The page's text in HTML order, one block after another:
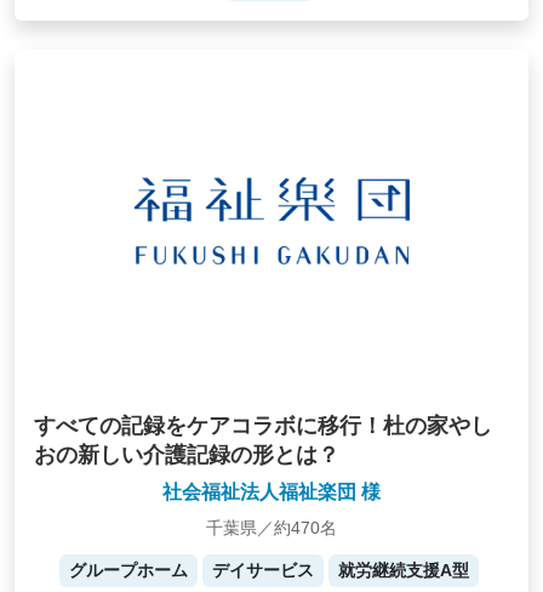
すべての記録をケアコラボに移行！杜の家やし
おの新しい介護記録の形とは？
社会福祉法人福祉楽団 様
千葉県／約470名
グループホーム デイサービス
就労継続支援A型